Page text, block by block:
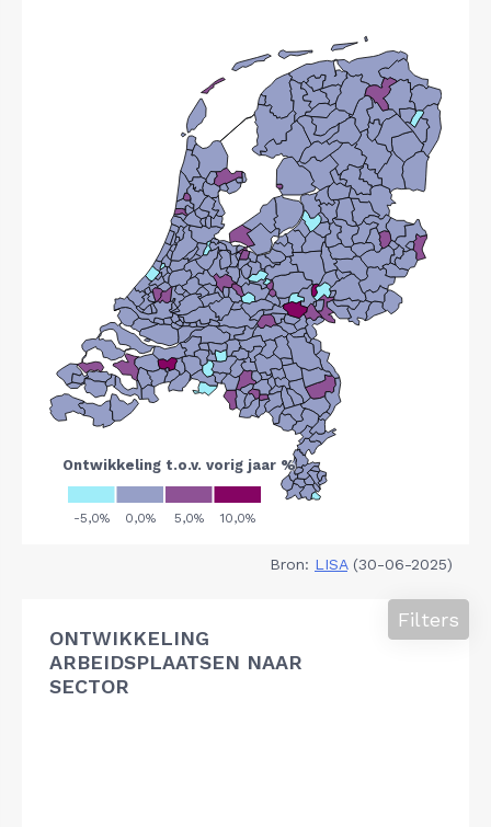
Bron: LISA(30-06-2025)
ONTWIKKELING
ARBEIDSPLAATSEN NAAR
SECTOR
Filters